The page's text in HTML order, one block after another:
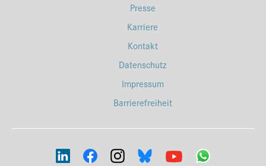
Presse
Karriere
Kontakt
Datenschutz
Impressum
Barrierefreiheit